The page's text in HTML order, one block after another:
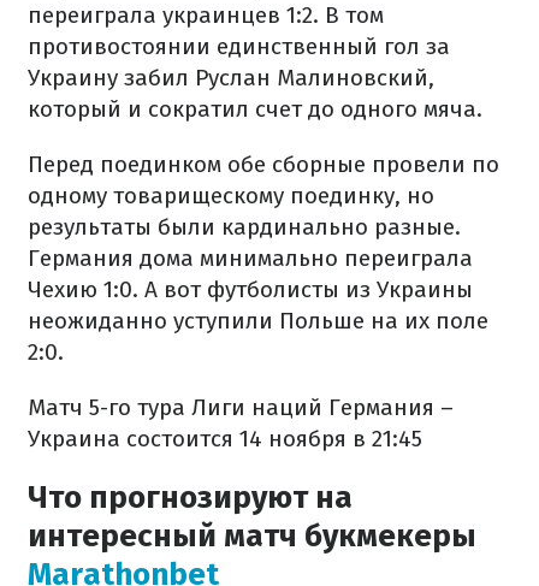
переиграла украинцев 1:2. В том
противостоянии единственный гол за
Украину забил Руслан Малиновский,
который и сократил счет до одного мяча.
Перед поединком обе сборные провели по
одному товарищескому поединку, но
результаты были кардинально разные.
Германия дома минимально переиграла
Чехию 1:0. А вот футболисты из Украины
неожиданно уступили Польше на их поле
2:0.
Матч 5-го тура Лиги наций Германия –
Украина состоится 14 ноября в 21:45
Что прогнозируют на
интересный матч букмекеры
Marathonbet